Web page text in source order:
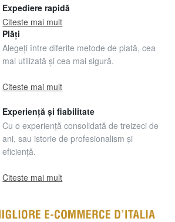
Expediere rapidă
Citeste mai mult
Plăți
Alegeți între diferite metode de plată, cea
mai utilizată și cea mai sigură.
Citeste mai mult
Experiență și fiabilitate
Cu o experiență consolidată de treizeci de
ani, sau istorie de profesionalism și
eficiență.
Citeste mai mult